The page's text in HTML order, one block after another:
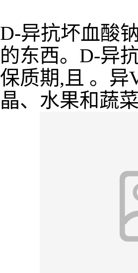
D-异抗坏血酸
的东西。D-异
保质期,且 。异
晶、水果和蔬